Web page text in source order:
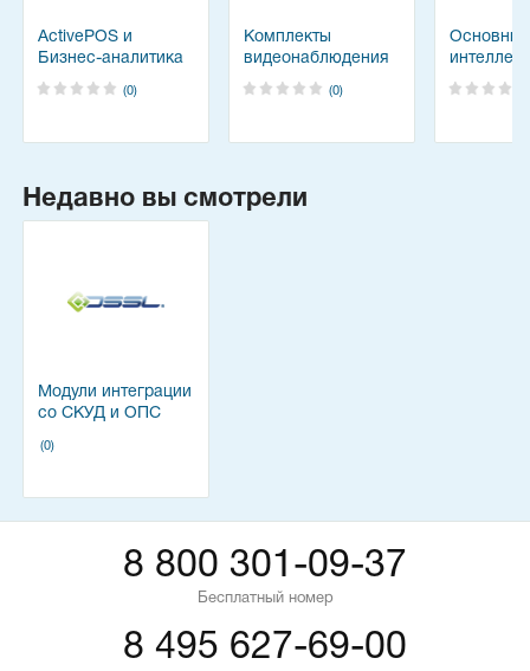
ActivePOS и
Бизнес-аналитика
TRASSIR
(0)
Комплекты
видеонаблюдения
для IP систем
(0)
Основные
модули
Недавно вы смотрели
Модули интеграции
со СКУД и ОПС
(0)
8 800 301-09-37
Бесплатный номер
8 495 627-69-00